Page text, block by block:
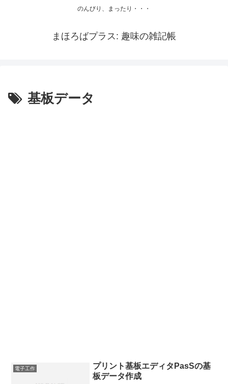
のんびり、まったり・・・
まほろばプラス: 趣味の雑記帳
基板データ
電子工作
プリント基板エディタPasSの基
板データ作成